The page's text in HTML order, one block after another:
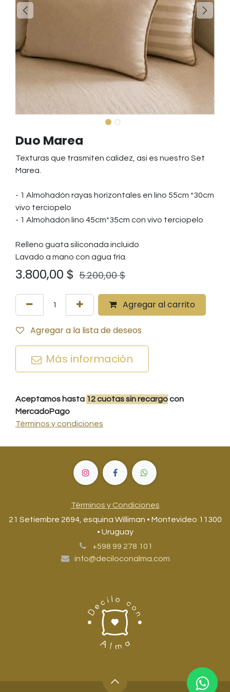
Duo Marea
Texturas que trasmiten calidez, asi es nuestro Set
Marea.
- 1 Almohadón rayas horizontales en lino 55cm *30cm
vivo terciopelo
- 1 Almohadón lino 45cm*35cm con vivo terciopelo
Relleno guata siliconada incluido
Lavado a mano con agua fría.
3.800,00 $ 5.200,00$
Agregar al carrito
Agregar a la lista de deseos
Más información
Aceptamos hasta 12cuotassin recargocon
MercadoPago
Términos y condiciones
Términos y Condiciones
21 Setiembre 2694, esquina Williman • Montevideo 11300
• Uruguay
+598 99 278 101
info@deciloconalma.com